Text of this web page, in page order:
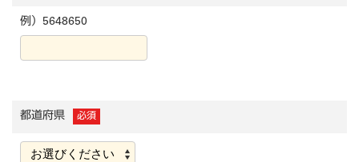
例）5648650
都道府県 必須